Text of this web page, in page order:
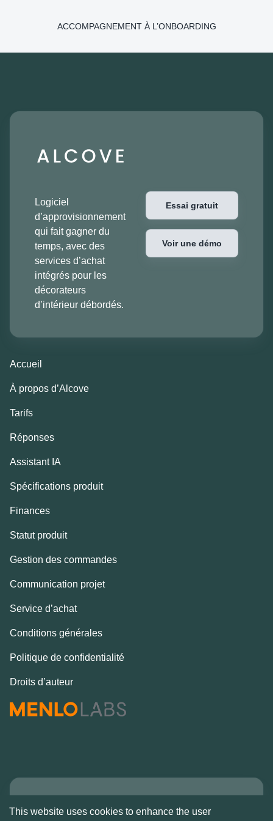
This website uses cookies to enhance the user
ACCOMPAGNEMENT À L’ONBOARDING
Logiciel
d’approvisionnement
qui fait gagner du
temps, avec des
services d’achat
intégrés pour les
décorateurs
d’intérieur débordés.
Essai gratuit
Voir une démo
Accueil
À propos d’Alcove
Tarifs
Réponses
Assistant IA
Spécifications produit
Finances
Statut produit
Gestion des commandes
Communication projet
Service d’achat
Conditions générales
Politique de confidentialité
Droits d’auteur
Copyright © Alcove